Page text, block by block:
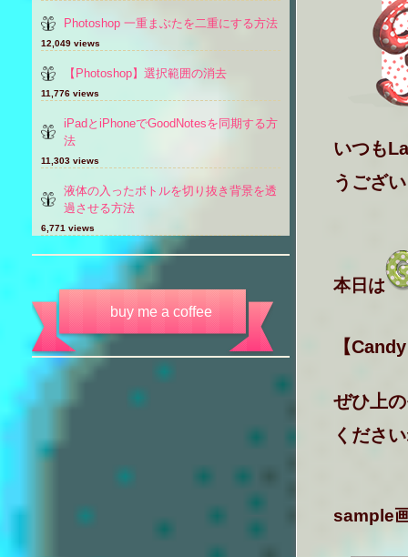
いつも
うござ
本日は
【
ぜひ上
くださ
sample
Photoshop 一重まぶたを二重にする方法
12,049 views
【Photoshop】選択範囲の消去
11,776 views
iPadとiPhoneでGoodNotesを同期する方
法
11,303 views
液体の入ったボトルを切り抜き背景を透
過させる方法
6,771 views
buy me a coffee